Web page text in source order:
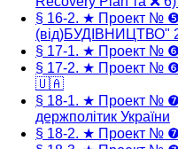
§ 16-2. ★ Проект № ❺
(від)БУДІВНИЦТВО"
§ 17-1. ★ Проект №
§ 17-2. ★ Проект №
🇺🇦
§ 18-1. ★ Проект № ❼
держполітик України
§ 18-2. ★ Проект № ❼